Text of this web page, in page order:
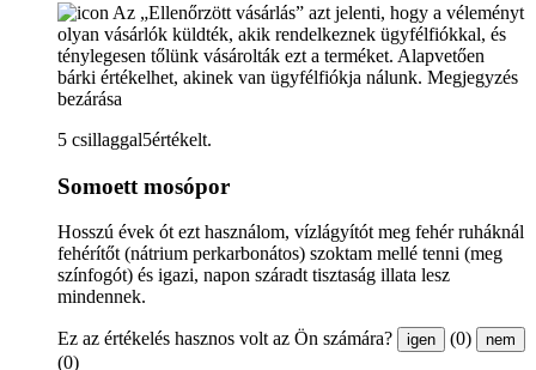
Az „Ellenőrzött vásárlás” azt jelenti, hogy a véleményt
olyan vásárlók küldték, akik rendelkeznek ügyfélfiókkal, és
ténylegesen tőlünk vásárolták ezt a terméket. Alapvetően
bárki értékelhet, akinek van ügyfélfiókja nálunk. Megjegyzés
bezárása
5 csillaggal5értékelt.
Somoett mosópor
Hosszú évek ót ezt használom, vízlágyítót meg fehér ruháknál
fehérítőt (nátrium perkarbonátos) szoktam mellé tenni (meg
színfogót) és igazi, napon száradt tisztaság illata lesz
mindennek.
Ez az értékelés hasznos volt az Ön számára? igen (0) nem
(0)